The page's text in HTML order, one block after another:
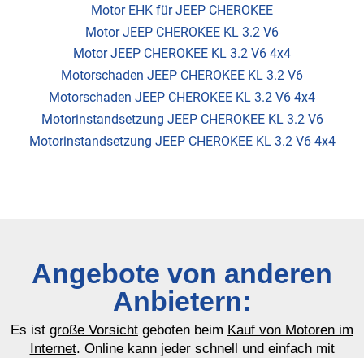
Motor EHK für JEEP CHEROKEE
Motor JEEP CHEROKEE KL 3.2 V6
Motor JEEP CHEROKEE KL 3.2 V6 4x4
Motorschaden JEEP CHEROKEE KL 3.2 V6
Motorschaden JEEP CHEROKEE KL 3.2 V6 4x4
Motorinstandsetzung JEEP CHEROKEE KL 3.2 V6
Motorinstandsetzung JEEP CHEROKEE KL 3.2 V6 4x4
Angebote von anderen
Anbietern:
Es ist große Vorsicht geboten beim Kauf von Motoren im
Internet. Online kann jeder schnell und einfach mit